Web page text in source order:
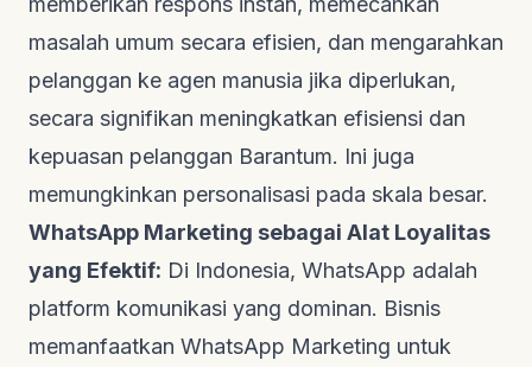
masalah umum secara efisien, dan mengarahkan
pelanggan ke agen manusia jika diperlukan,
secara signifikan meningkatkan efisiensi dan
kepuasan pelanggan Barantum. Ini juga
memungkinkan personalisasi pada skala besar.
WhatsApp Marketing sebagai Alat Loyalitas
yang Efektif: Di Indonesia, WhatsApp adalah
platform komunikasi yang dominan. Bisnis
memanfaatkan WhatsApp Marketing untuk